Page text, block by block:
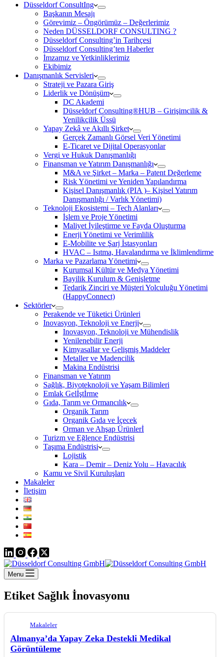
Düsseldorf ConsultIng
Başkanın Mesajı
Görevimiz – Öngörümüz – Değerlerimiz
Neden DÜSSELDORF CONSULTING ?
Düsseldorf Consulting’in Tarihçesi
Düsseldorf Consulting’ten Haberler
İmzamız ve Yetkinliklerimiz
Ekibimiz
Danışmanlık Servisleri
Strateji ve Pazara Giriş
Liderlik ve Dönüşüm
DC Akademi
Düsseldorf Consulting®HUB – Girişimcilik &
Yenilikçilik Üssü
Yapay Zekâ ve Akıllı Şirket
Gerçek Zamanlı Görsel Veri Yönetimi
E-Ticaret ve Dijital Operasyonlar
Vergi ve Hukuk Danışmanlığı
Finansman ve Yatırım Danışmanlığı
M&A ve Şirket – Marka – Patent Değerleme
Risk Yönetimi ve Yeniden Yapılandırma
Kişisel Danışmanlık (PIA )– Kişisel Yatırım
Danışmanlığı / Varlık Yönetimi)
Teknoloji Ekosistemi – Tech Alanları
İşlem ve Proje Yönetimi
Maliyet İyileştirme ve Fayda Oluşturma
Enerji Yönetimi ve Verimlilik
E-Mobilite ve Şarj İstasyonları
HVAC – Isıtma, Havalandırma ve İklimlendirme
Marka ve Pazarlama Yönetimi
Kurumsal Kültür ve Medya Yönetimi
Bayilik Kurulum & Genişletme
Tedarik Zinciri ve Müşteri Yolculuğu Yönetimi
(HappyConnect)
Sektörler
Perakende ve Tüketici Ürünleri
Inovasyon, Teknoloji ve Enerji
Inovasyon, Teknoloji ve Mühendislik
Yenilenebilir Enerji
Kimyasallar ve Gelişmiş Maddeler
Metaller ve Madencilik
Makina Endüstrisi
Finansman ve Yatırım
Sağlık, Biyoteknoloji ve Yaşam Bilimleri
Emlak Gelİştİrme
Gıda, Tarım ve Ormancılık
Organik Tarım
Organik Gıda ve İçecek
Orman ve Ahşap Ürünlerİ
Turizm ve Eğlence Endüstrisi
Taşıma Endüstrisi
Lojistik
Kara – Demir – Deniz Yolu – Havacılık
Kamu ve Sivil Kuruluşları
Makaleler
İletişim
Menu
Etiket Sağlık İnovasyonu
Makaleler
Almanya’da Yapay Zeka Destekli Medikal
Görüntüleme